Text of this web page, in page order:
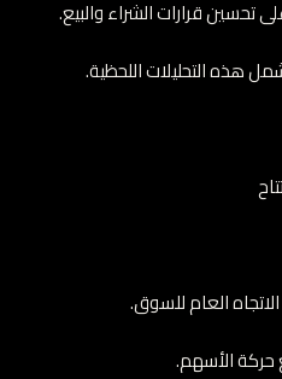
تحسين قرارات الشراء والبيع.
هذه التحليلات اللحظية.
العام للسوق.
الأسهم.